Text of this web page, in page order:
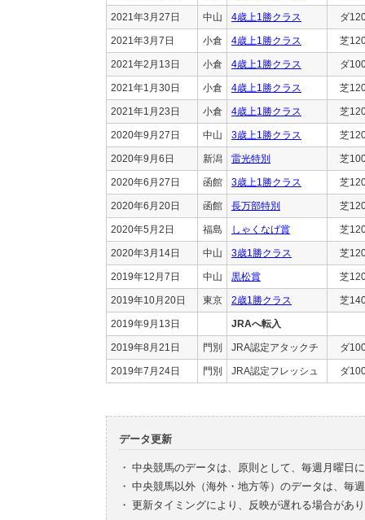
2021年3月27日 中山 4歳上1勝クラス ダ
2021年3月7日 小倉 4歳上1勝クラス 芝
2021年2月13日 小倉 4歳上1勝クラス ダ
2021年1月30日 小倉 4歳上1勝クラス 芝
2021年1月23日 小倉 4歳上1勝クラス 芝
2020年9月27日 中山 3歳上1勝クラス 芝
2020年9月6日 新潟 雷光特別 芝
2020年6月27日 函館 3歳上1勝クラス 芝
2020年6月20日 函館 長万部特別 芝
2020年5月2日 福島 しゃくなげ賞 芝
2020年3月14日 中山 3歳1勝クラス 芝
2019年12月7日 中山 黒松賞 芝
2019年10月20日 東京 2歳1勝クラス 芝
2019年9月13日 JRAへ転入
2019年8月21日 門別 JRA認定アタックチ ダ
2019年7月24日 門別 JRA認定フレッシュ ダ
データ更新
・ 中央競馬のデータは、原則として、毎週月曜日
・ 中央競馬以外（海外・地方等）のデータは、毎
・ 更新タイミングにより、反映が遅れる場合があ